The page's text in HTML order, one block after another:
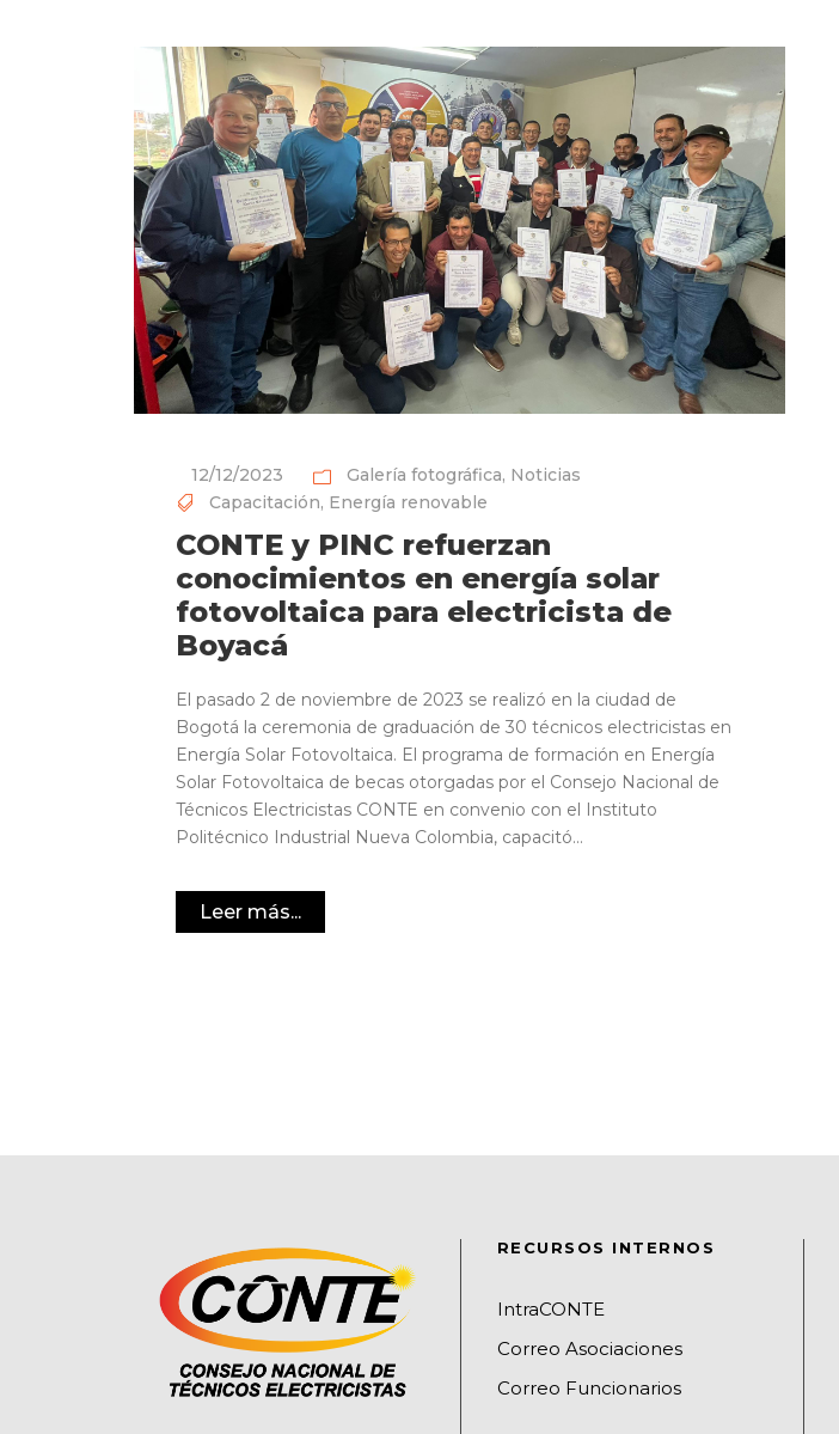
12/12/2023 Galería fotográfica, Noticias
Capacitación, Energía renovable
CONTE y PINC refuerzan
conocimientos en energía solar
fotovoltaica para electricista de
Boyacá
El pasado 2 de noviembre de 2023 se realizó en la ciudad de
Bogotá la ceremonia de graduación de 30 técnicos electricistas en
Energía Solar Fotovoltaica. El programa de formación en Energía
Solar Fotovoltaica de becas otorgadas por el Consejo Nacional de
Técnicos Electricistas CONTE en convenio con el Instituto
Politécnico Industrial Nueva Colombia, capacitó...
Leer más...
RECURSOS INTERNOS
IntraCONTE
Correo Asociaciones
Correo Funcionarios